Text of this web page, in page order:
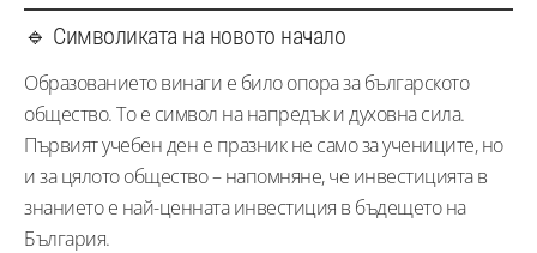
🔹 Символиката на новото начало
Образованието винаги е било опора за българското
общество. То е символ на напредък и духовна сила.
Първият учебен ден е празник не само за учениците, но
и за цялото общество – напомняне, че инвестицията в
знанието е най-ценната инвестиция в бъдещето на
България.